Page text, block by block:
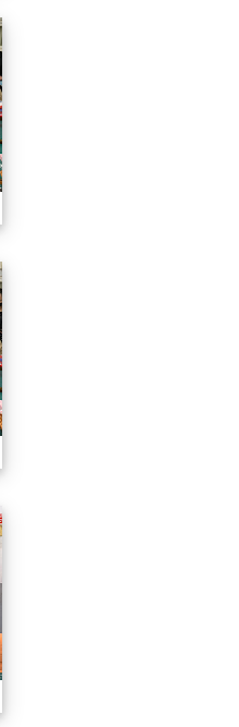
4/26親職教育日(中年級)
4/26親職教育日(中年級)
4/26親職教育日(中年級)